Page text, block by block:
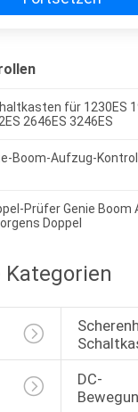
für 1230ES
2646ES 3246ES
Boom-Aufzug-
Prüfer Genie Boom
Doppel
Kategorien
DC-